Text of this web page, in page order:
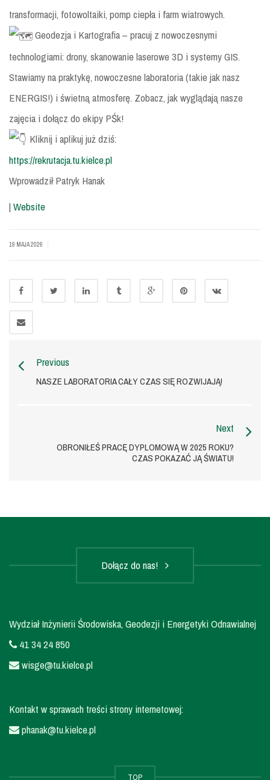
transformacji, fotowoltaiki, pomp ciepła i farm wiatrowych.
Geodezja i Kartografia – pracuj z nowoczesnymi
technologiami: drony, skanowanie laserowe 3D i systemy GIS.
Stawiamy na praktykę, nowoczesne laboratoria (takie jak nasz
ENERGIS!) i świetną atmosferę. Zobacz, jak wyglądają nasze
zajęcia i dołącz do ekipy PŚk!
Kliknij i aplikuj już dziś:
https://rekrutacja.tu.kielce.pl
Wprowadził Patryk Hanak
| Website
19 MAJA 2026
Previous
NASZE LABORATORIA CAŁY CZAS SIĘ ROZWIJAJĄ!
Next
OBRONIŁEŚ PRACĘ DYPLOMOWĄ W 2025 ROKU?
CZAS POKAZAĆ JĄ ŚWIATU!
Dołącz do nas!
Wydział Inżynierii Środowiska, Geodezji i Energetyki Odnawialnej
41 34 24 850
wisge@tu.kielce.pl
Kontakt w sprawach treści strony internetowej:
phanak@tu.kielce.pl
TOP